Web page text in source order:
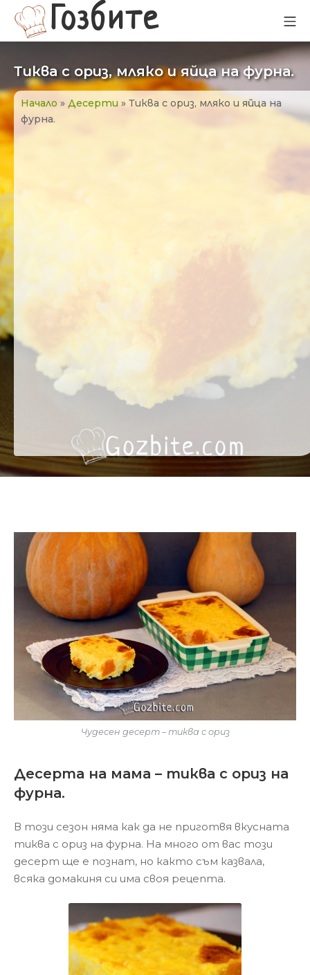
Прескачане
към
съдържанието
Гозбите
Тиква с ориз, мляко и яйца на фурна.
Начало » Десерти » Тиква с ориз, мляко и яйца на
фурна.
Чудесен десерт – тиква с ориз
Десерта на мама – тиква с ориз на
фурна.
В този сезон няма как да не приготвя вкусната
тиква с ориз на фурна. На много от вас този
десерт ще е познат, но както съм казвала,
всяка домакиня си има своя рецепта.